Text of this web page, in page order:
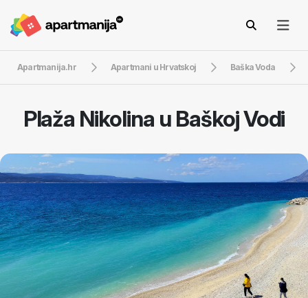
Apartmanija.hr Apartmani u Hrvatskoj Baška Voda
Plaža Nikolina u Baškoj Vodi